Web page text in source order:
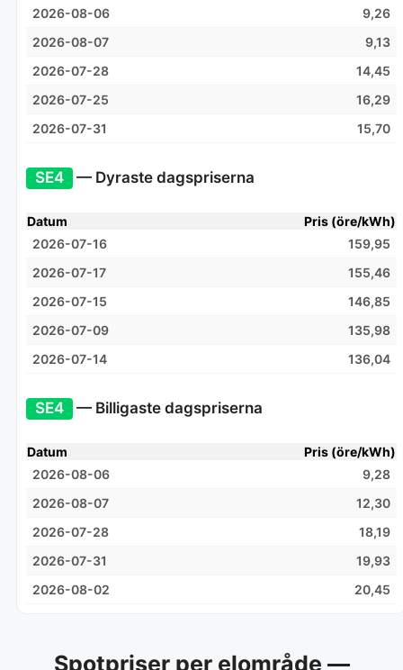
2026-08-06
9,26
2026-08-07
9,13
2026-07-28
14,45
2026-07-25
16,29
2026-07-31
15,70
SE4 — Dyraste dagspriserna
Datum
Pris (öre/kWh)
2026-07-16
159,95
2026-07-17
155,46
2026-07-15
146,85
2026-07-09
135,98
2026-07-14
136,04
SE4 — Billigaste dagspriserna
Datum
Pris (öre/kWh)
2026-08-06
9,28
2026-08-07
12,30
2026-07-28
18,19
2026-07-31
19,93
2026-08-02
20,45
Spotpriser per elområde —